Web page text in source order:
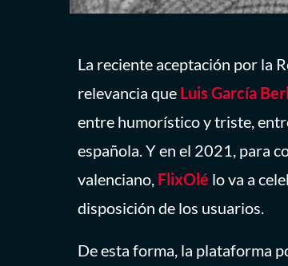
La reciente aceptación por la
relevancia que Luis García
entre humorístico y triste,
española. Y en el 2021, para
valenciano, FlixOlé lo va a
disposición de los usuarios.
De esta forma, la plataforma